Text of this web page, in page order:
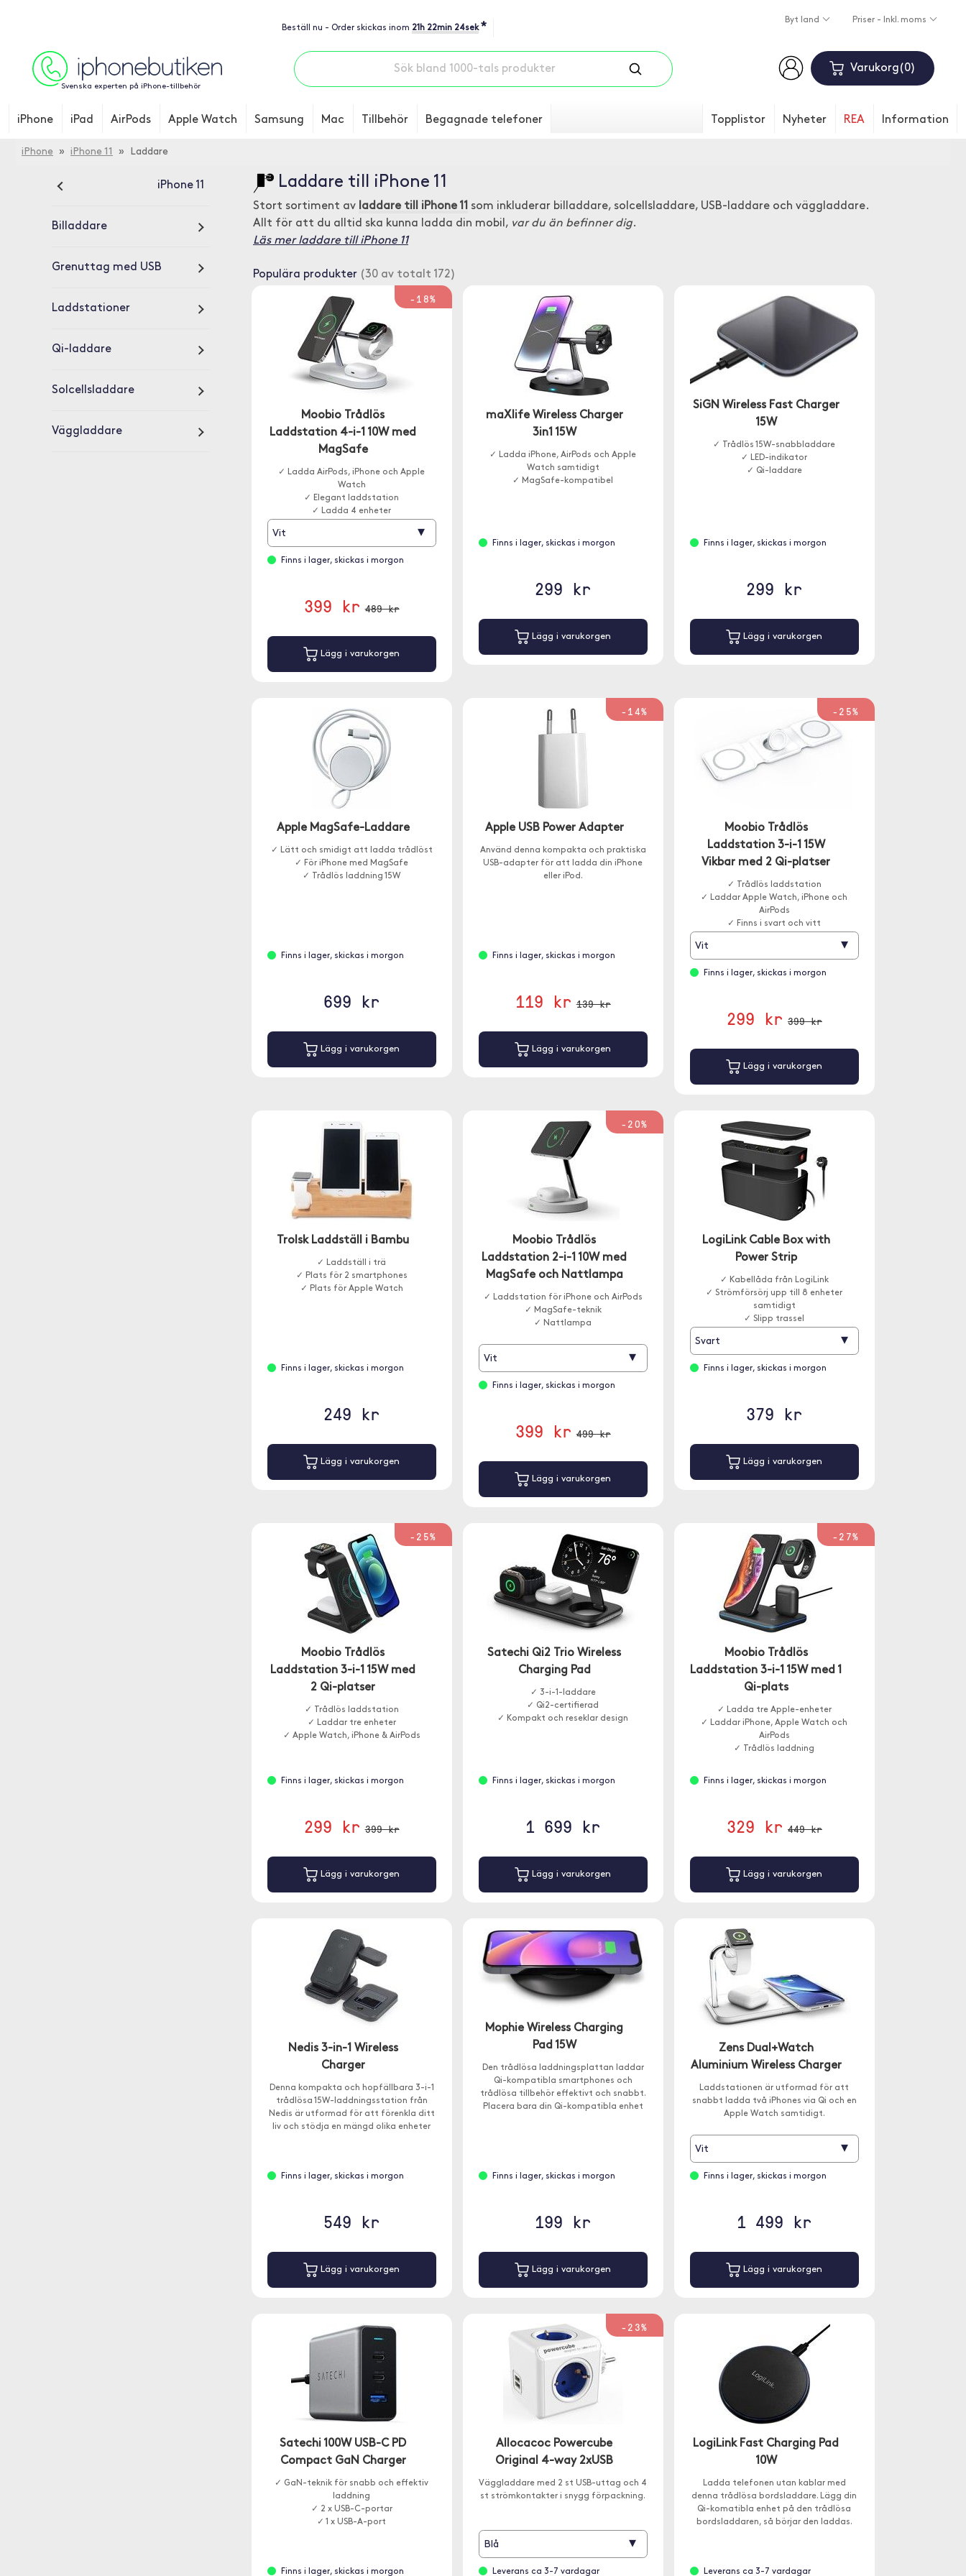
Beställ nu - Order skickas inom 21h 22min 23sek *
Byt land Priser - Inkl. moms
Svenska experten på iPhone-tillbehör
Varukorg 0
iPhone iPad AirPods Apple Watch Samsung Mac Tillbehör Begagnade telefoner Topplistor Nyheter REA Information
iPhone » iPhone 11 » Laddare
iPhone 11
Billaddare
Grenuttag med USB
Laddstationer
Qi-laddare
Solcellsladdare
Väggladdare
Laddare till iPhone 11
Stort sortiment av laddare till iPhone 11 som inkluderar billaddare, solcellsladdare, USB-laddare och väggladdare.
Allt för att du alltid ska kunna ladda din mobil, var du än befinner dig.
Läs mer laddare till iPhone 11
Populära produkter (30 av totalt 172)
-18%
Moobio Trådlös
Laddstation 4-i-1 10W med
MagSafe
✓ Ladda AirPods, iPhone och Apple
Watch
✓ Elegant laddstation
✓ Ladda 4 enheter
Vit ▾
Finns i lager, skickas i morgon
399 kr 489 kr
Lägg i varukorgen
maXlife Wireless Charger
3in1 15W
✓ Ladda iPhone, AirPods och Apple
Watch samtidigt
✓ MagSafe-kompatibel
Finns i lager, skickas i morgon
299 kr
Lägg i varukorgen
SiGN Wireless Fast Charger
15W
✓ Trådlös 15W-snabbladdare
✓ LED-indikator
✓ Qi-laddare
Finns i lager, skickas i morgon
299 kr
Lägg i varukorgen
Apple MagSafe-Laddare
✓ Lätt och smidigt att ladda trådlöst
✓ För iPhone med MagSafe
✓ Trådlös laddning 15W
Finns i lager, skickas i morgon
699 kr
Lägg i varukorgen
-14%
Apple USB Power Adapter
Använd denna kompakta och praktiska
USB-adapter för att ladda din iPhone
eller iPod.
Finns i lager, skickas i morgon
119 kr 139 kr
Lägg i varukorgen
-25%
Moobio Trådlös
Laddstation 3-i-1 15W
Vikbar med 2 Qi-platser
✓ Trådlös laddstation
✓ Laddar Apple Watch, iPhone och
AirPods
✓ Finns i svart och vitt
Vit ▾
Finns i lager, skickas i morgon
299 kr 399 kr
Lägg i varukorgen
Trolsk Laddställ i Bambu
✓ Laddställ i trä
✓ Plats för 2 smartphones
✓ Plats för Apple Watch
Finns i lager, skickas i morgon
249 kr
Lägg i varukorgen
-20%
Moobio Trådlös
Laddstation 2-i-1 10W med
MagSafe och Nattlampa
✓ Laddstation för iPhone och AirPods
✓ MagSafe-teknik
✓ Nattlampa
Vit ▾
Finns i lager, skickas i morgon
399 kr 499 kr
Lägg i varukorgen
LogiLink Cable Box with
Power Strip
✓ Kabellåda från LogiLink
✓ Strömförsörj upp till 8 enheter
samtidigt
✓ Slipp trassel
Svart ▾
Finns i lager, skickas i morgon
379 kr
Lägg i varukorgen
-25%
Moobio Trådlös
Laddstation 3-i-1 15W med
2 Qi-platser
✓ Trådlös laddstation
✓ Laddar tre enheter
✓ Apple Watch, iPhone & AirPods
Finns i lager, skickas i morgon
299 kr 399 kr
Lägg i varukorgen
Satechi Qi2 Trio Wireless
Charging Pad
✓ 3-i-1-laddare
✓ Qi2-certifierad
✓ Kompakt och reseklar design
Finns i lager, skickas i morgon
1 699 kr
Lägg i varukorgen
-27%
Moobio Trådlös
Laddstation 3-i-1 15W med 1
Qi-plats
✓ Ladda tre Apple-enheter
✓ Laddar iPhone, Apple Watch och
AirPods
✓ Trådlös laddning
Finns i lager, skickas i morgon
329 kr 449 kr
Lägg i varukorgen
Nedis 3-in-1 Wireless
Charger
Denna kompakta och hopfällbara 3-i-1
trådlösa 15W-laddningsstation från
Nedis är utformad för att förenkla ditt
liv och stödja en mängd olika enheter
Finns i lager, skickas i morgon
549 kr
Lägg i varukorgen
Mophie Wireless Charging
Pad 15W
Den trådlösa laddningsplattan laddar
Qi-kompatibla smartphones och
trådlösa tillbehör effektivt och snabbt.
Placera bara din Qi-kompatibla enhet
Finns i lager, skickas i morgon
199 kr
Lägg i varukorgen
Zens Dual+Watch
Aluminium Wireless Charger
Laddstationen är utformad för att
snabbt ladda två iPhones via Qi och en
Apple Watch samtidigt.
Vit ▾
Finns i lager, skickas i morgon
1 499 kr
Lägg i varukorgen
Satechi 100W USB-C PD
Compact GaN Charger
✓ GaN-teknik för snabb och effektiv
laddning
✓ 2 x USB-C-portar
✓ 1 x USB-A-port
Finns i lager, skickas i morgon
-23%
Allocacoc Powercube
Original 4-way 2xUSB
Väggladdare med 2 st USB-uttag och 4
st strömkontakter i snygg förpackning.
Blå ▾
Leverans ca 3-7 vardagar
LogiLink Fast Charging Pad
10W
Ladda telefonen utan kablar med
denna trådlösa bordsladdare. Lägg din
Qi-komatibla enhet på den trådlösa
bordsladdaren, så börjar den laddas.
Leverans ca 3-7 vardagar